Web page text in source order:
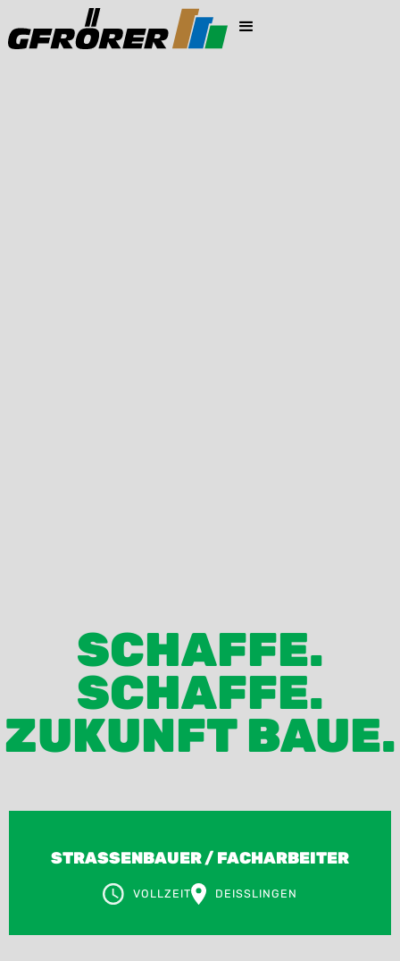
SCHAFFE.
SCHAFFE.
ZUKUNFT BAUE.
STRASSENBAUER / FACHARBEITER
VOLLZEIT DEISSLINGEN